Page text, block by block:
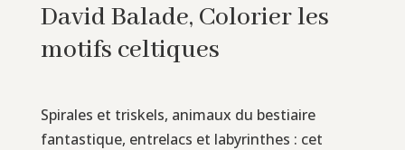
David Balade, Colorier les
motifs celtiques
Spirales et triskels, animaux du bestiaire
fantastique, entrelacs et labyrinthes : cet